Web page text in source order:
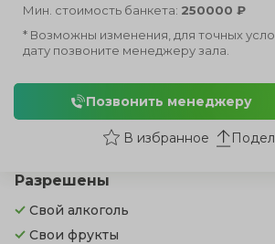
Разрешены
Свой алкоголь
Свои фрукты
Мин. стоимость банкета: 250000 ₽
* Возможны изменения, для точных
дату позвоните менеджеру зала.
Позвонить менеджеру